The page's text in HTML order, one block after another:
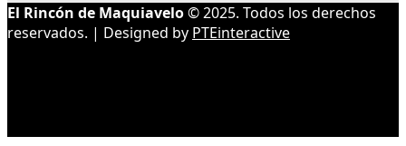
El Rincón de Maquiavelo© 2025. Todos los derechos
reservados. | Designed by PTEinteractive